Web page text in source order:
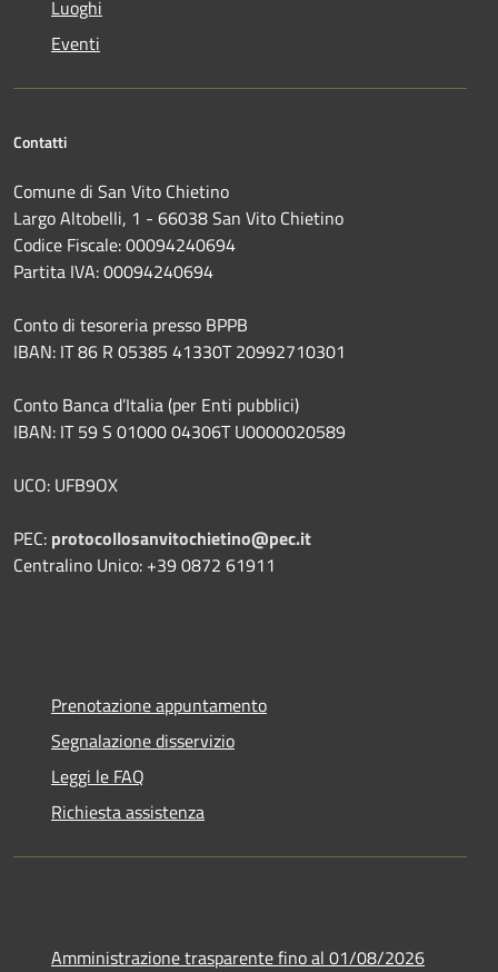
Luoghi
Eventi
Contatti
Comune di San Vito Chietino
Largo Altobelli, 1 - 66038 San Vito Chietino
Codice Fiscale: 00094240694
Partita IVA: 00094240694
Conto di tesoreria presso BPPB
IBAN: IT 86 R 05385 41330T 20992710301
Conto Banca d’Italia (per Enti pubblici)
IBAN: IT 59 S 01000 04306T U0000020589
UCO: UFB9OX
PEC: protocollosanvitochietino@pec.it
Centralino Unico: +39 0872 61911
Prenotazione appuntamento
Segnalazione disservizio
Leggi le FAQ
Richiesta assistenza
Amministrazione trasparente fino al 01/08/2026